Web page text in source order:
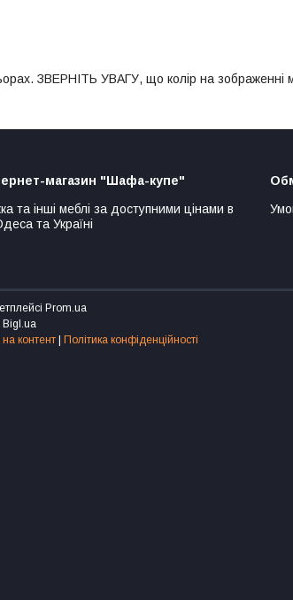
ЗВЕРНІТЬ УВАГУ, що колір на зображенні
магазин "Шафа-купе"
та інші меблі за доступними цінами в
та Україні
Prom.ua
контент | Політика конфіденційності